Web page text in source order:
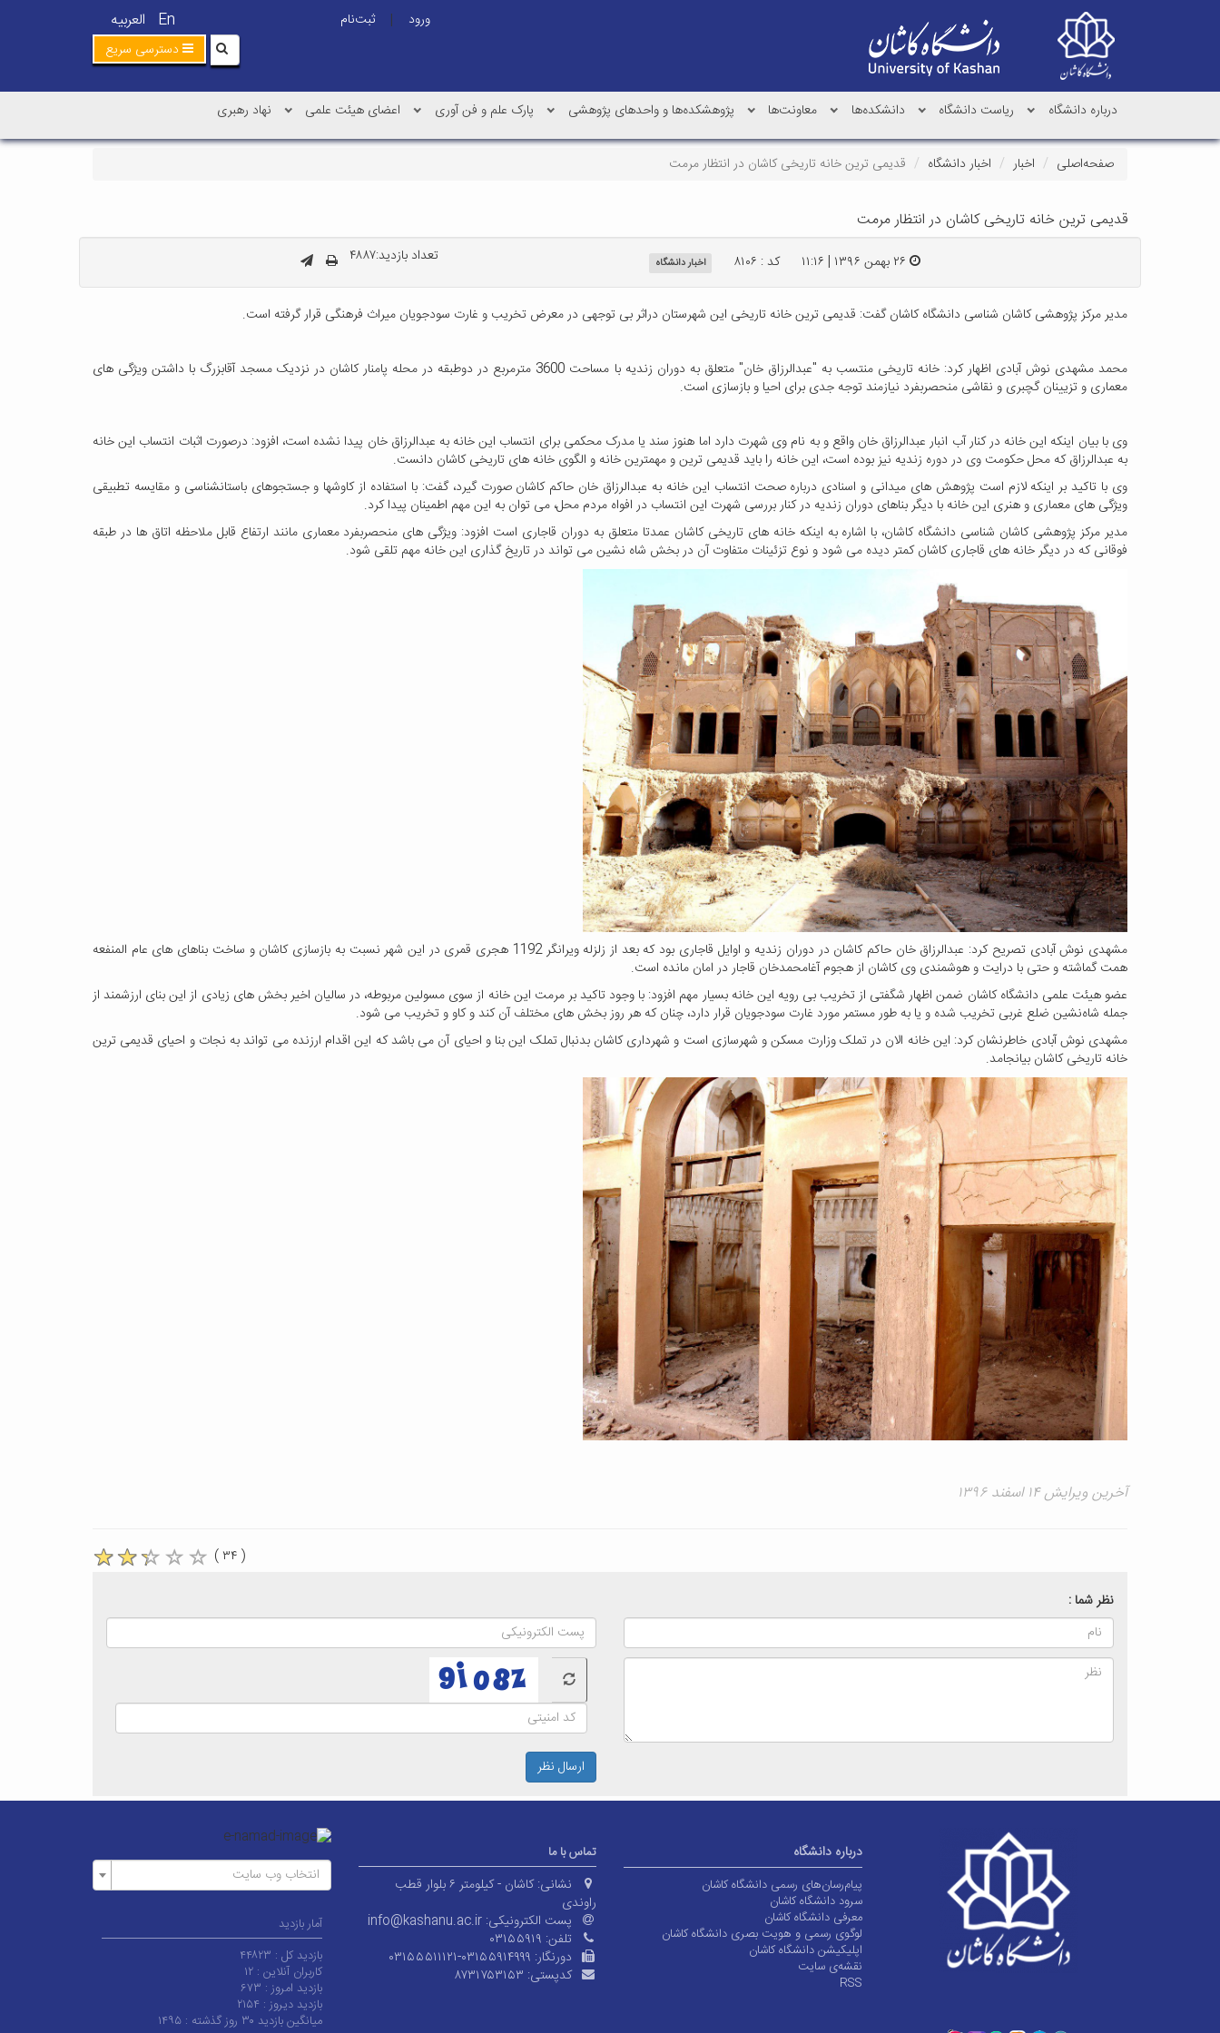
En العربیه ورود |
ثبت‌نام
دسترسی سریع
درباره دانشگاه ریاست دانشگاه دانشکده‌ها معاونت‌ها پژوهشکده‌ها و واحدهای پژوهشی پارک علم و فن آوری اعضای هیئت علمی نهاد رهبری
صفحه‌اصلی اخبار اخبار دانشگاه قدیمی ترین خانه تاریخی کاشان در انتظار مرمت
قدیمی ترین خانه تاریخی کاشان در انتظار مرمت
کد : ۸۱۰۶ اخبار دانشگاه تعداد بازدید:۴۸۸۷
مدیر مرکز پژوهشی کاشان شناسی دانشگاه کاشان گفت: قدیمی ترین خانه تاریخی این شهرستان دراثر بی توجهی در معرض تخریب و غارت سودجویان میراث فرهنگی قرار گرفته است.
محمد مشهدی نوش آبادی اظهار کرد: خانه تاریخی منتسب به "عبدالرزاق خان" متعلق به دوران زندیه با مساحت 3600 مترمربع در دوطبقه در محله پامنار کاشان در نزدیک مسجد آقابزرگ با داشتن ویژگی های
معماری و تزیینان گچبری و نقاشی منحصربفرد نیازمند توجه جدی برای احیا و بازسازی است.
وی با بیان اینکه این خانه در کنار آب انبار عبدالرزاق خان واقع و به نام وی شهرت دارد اما هنوز سند یا مدرک محکمی برای انتساب این خانه به عبدالرزاق خان پیدا نشده است، افزود: درصورت اثبات انتساب این خانه
به عبدالرزاق که محل حکومت وی در دوره زندیه نیز بوده است، این خانه را باید قدیمی ترین و مهمترین خانه و الگوی خانه های تاریخی کاشان دانست.
وی با تاکید بر اینکه لازم است پژوهش های میدانی و اسنادی درباره صحت انتساب این خانه به عبدالرزاق خان حاکم کاشان صورت گیرد، گفت: با استفاده از کاوشها و جستجوهای باستانشناسی و مقایسه تطبیقی
ویژگی های معماری و هنری این خانه با دیگر بناهای دوران زندیه در کنار بررسی شهرت این انتساب در افواه مردم محل، می توان به این مهم اطمینان پیدا کرد.
مدیر مرکز پژوهشی کاشان شناسی دانشگاه کاشان، با اشاره به اینکه خانه های تاریخی کاشان عمدتا متعلق به دوران قاجاری است افزود: ویژگی های منحصربفرد معماری مانند ارتفاع قابل ملاحظه اتاق ها در طبقه
فوقانی که در دیگر خانه های قاجاری کاشان کمتر دیده می شود و نوع تزئینات متفاوت آن در بخش شاه نشین می تواند در تاریخ گذاری این خانه مهم تلقی شود.
مشهدی نوش آبادی تصریح کرد: عبدالرزاق خان حاکم کاشان در دوران زندیه و اوایل قاجاری بود که بعد از زلزله ویرانگر 1192 هجری قمری در این شهر نسبت به بازسازی کاشان و ساخت بناهای های عام المنفعه
همت گماشته و حتی با درایت و هوشمندی وی کاشان از هجوم آغامحمدخان قاجار در امان مانده است.
عضو هیئت علمی دانشگاه کاشان ضمن اظهار شگفتی از تخریب بی رویه این خانه بسیار مهم افزود: با وجود تاکید بر مرمت این خانه از سوی مسولین مربوطه، در سالیان اخیر بخش های زیادی از این بنای ارزشمند از
جمله شاه‌نشین ضلع غربی تخریب شده و یا به طور مستمر مورد غارت سودجویان قرار دارد، چنان که هر روز بخش های مختلف آن کند و کاو و تخریب می شود.
مشهدی نوش آبادی خاطرنشان کرد: این خانه الان در تملک وزارت مسکن و شهرسازی است و شهرداری کاشان بدنبال تملک این بنا و احیای آن می باشد که این اقدام ارزنده می تواند به نجات و احیای قدیمی ترین
خانه تاریخی کاشان بیانجامد.
آخرین ویرایش ۱۴ اسفند ۱۳۹۶
( ۳۴ )
نظر شما :
ارسال نظر
درباره دانشگاه
پیام‌رسان‌های رسمی دانشگاه کاشان
سرود دانشگاه کاشان
معرفی دانشگاه کاشان
لوگوی رسمی و هویت بصری دانشگاه کاشان
اپلیکیشن دانشگاه کاشان
نقشه‌ی سایت
RSS
تماس با ما
نشانی:
کاشان - کیلومتر ۶ بلوار قطب
راوندی
پست الکترونیکی: info@kashanu.ac.ir
تلفن: ۰۳۱۵۵۹۱۹
دورنگار: ۰۳۱۵۵۵۱۱۱۲۱-۰۳۱۵۵۹۱۴۹۹۹
کدپستی: ۸۷۳۱۷۵۳۱۵۳
انتخاب وب سایت
آمار بازدید
بازدید کل : ۴۴۸۲۳
کاربران آنلاین :۱۲
بازدید امروز : ۶۷۳
بازدید دیروز : ۲۱۵۴
میانگین بازدید ۳۰ روز گذشته :
۱۴۹۵